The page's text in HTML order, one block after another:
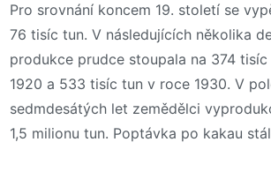
Pro srovnání koncem 19. století se
76 tisíc tun. V následujících několika
produkce prudce stoupala na 374
1920 a 533 tisíc tun v roce 1930. V
sedmdesátých let zemědělci
1,5 milionu tun. Poptávka po kakau